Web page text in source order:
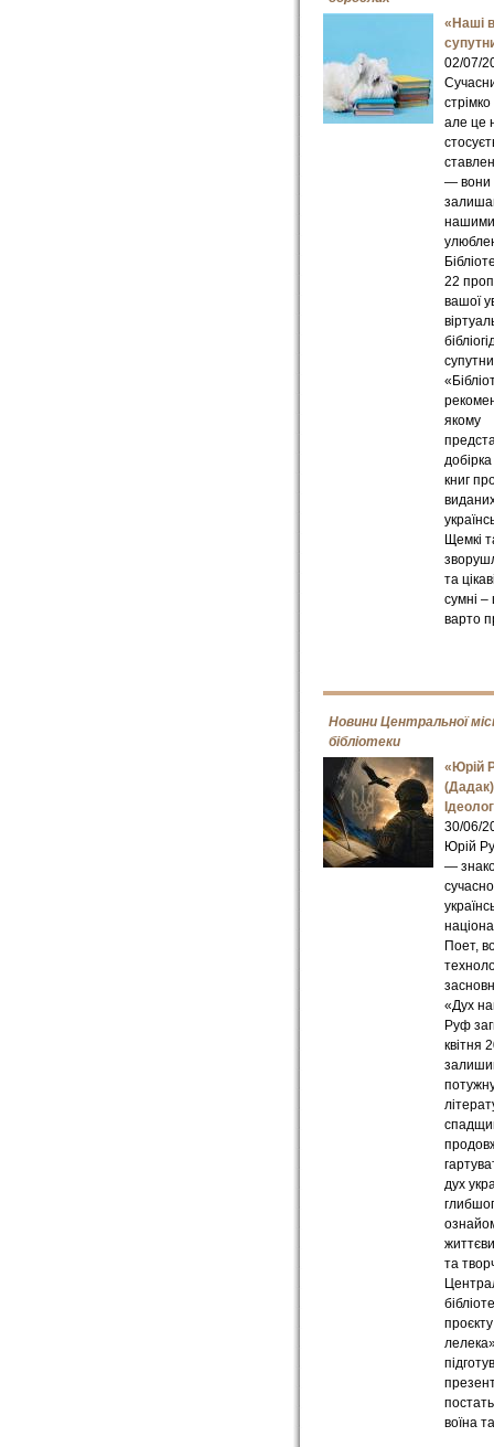
«Наші
02/07/
але це
— вони
нашими
22
вашої
якому
книг
Щемкі
та
сумні –
варто
Новини Центральної
бібліотеки
«Юрій
30/06/
Юрій
—
Поет,
«Дух
Руф
квітня
дух
та
воїна